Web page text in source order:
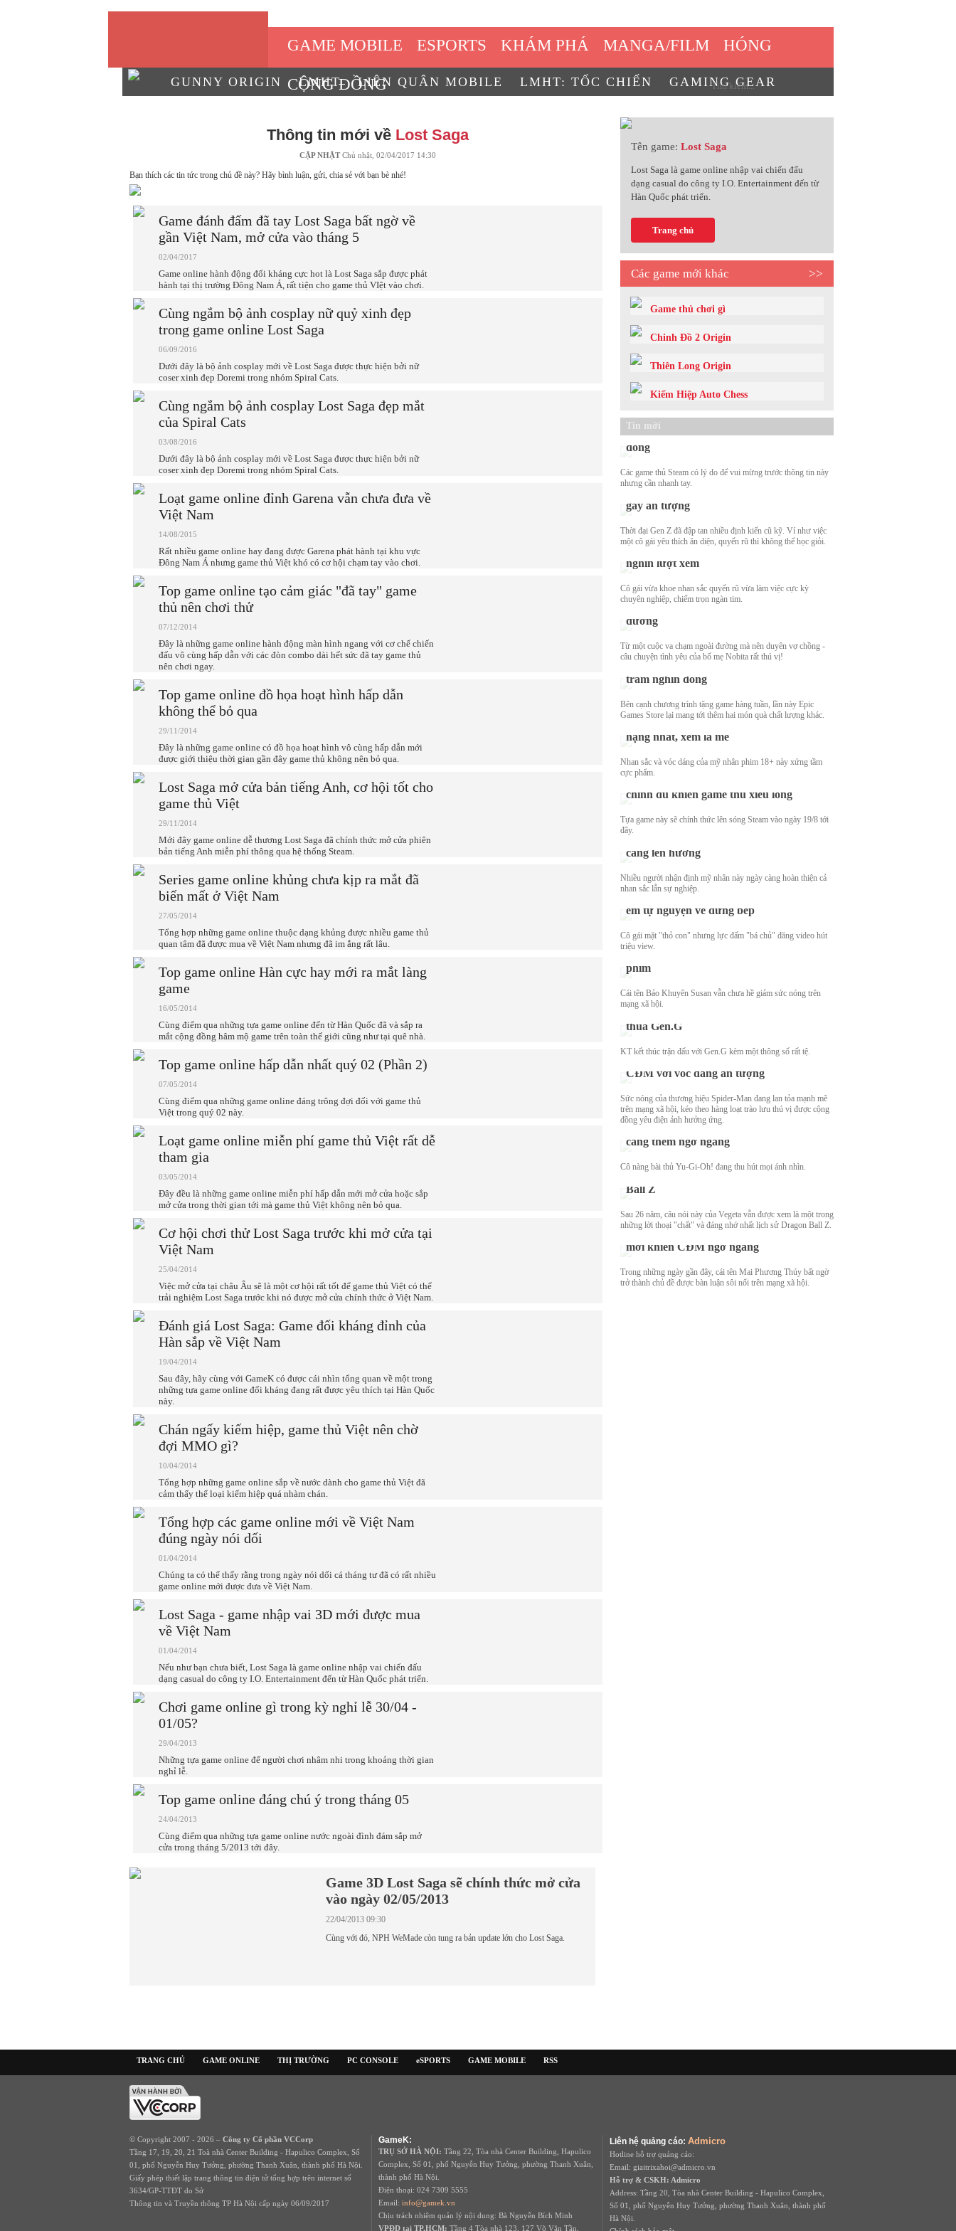
GAME MOBILE ESPORTS KHÁM PHÁ MANGA/FILM HÓNG
CỘNG ĐỒNG
GUNNY ORIGIN LMHT LIÊN QUÂN MOBILE LMHT: TỐC CHIẾN
GAMING GEAR
Thông tin mới về Lost Saga
CẬP NHẬTChủ nhật, 02/04/2017 14:30
Bạn thích các tin tức trong chủ đề này? Hãy bình luận, gửi, chia sẻ với bạn bè nhé!
Game đánh đấm đã tay Lost Saga bất ngờ về
gần Việt Nam, mở cửa vào tháng 5
02/04/2017
Game online hành động đối kháng cực hot là Lost Saga sắp được phát
hành tại thị trường Đông Nam Á, rất tiện cho game thủ VIệt vào chơi.
Cùng ngắm bộ ảnh cosplay nữ quỷ xinh đẹp
trong game online Lost Saga
06/09/2016
Dưới đây là bộ ảnh cosplay mới về Lost Saga được thực hiện bởi nữ
coser xinh đẹp Doremi trong nhóm Spiral Cats.
Cùng ngắm bộ ảnh cosplay Lost Saga đẹp mắt
của Spiral Cats
03/08/2016
Dưới đây là bộ ảnh cosplay mới về Lost Saga được thực hiện bởi nữ
coser xinh đẹp Doremi trong nhóm Spiral Cats.
Loạt game online đỉnh Garena vẫn chưa đưa về
Việt Nam
14/08/2015
Rất nhiều game online hay đang được Garena phát hành tại khu vực
Đông Nam Á nhưng game thủ Việt khó có cơ hội chạm tay vào chơi.
Top game online tạo cảm giác "đã tay" game
thủ nên chơi thử
07/12/2014
Đây là những game online hành động màn hình ngang với cơ chế chiến
đấu vô cùng hấp dẫn với các đòn combo dài hết sức đã tay game thủ
nên chơi ngay.
Top game online đồ họa hoạt hình hấp dẫn
không thể bỏ qua
29/11/2014
Đây là những game online có đồ họa hoạt hình vô cùng hấp dẫn mới
được giới thiệu thời gian gần đây game thủ không nên bỏ qua.
Lost Saga mở cửa bản tiếng Anh, cơ hội tốt cho
game thủ Việt
29/11/2014
Mới đây game online dễ thương Lost Saga đã chính thức mở cửa phiên
bản tiếng Anh miễn phí thông qua hệ thống Steam.
Series game online khủng chưa kịp ra mắt đã
biến mất ở Việt Nam
27/05/2014
Tổng hợp những game online thuộc dạng khủng được nhiều game thủ
quan tâm đã được mua về Việt Nam nhưng đã im ắng rất lâu.
Top game online Hàn cực hay mới ra mắt làng
game
16/05/2014
Cùng điểm qua những tựa game online đến từ Hàn Quốc đã và sắp ra
mắt cộng đồng hâm mộ game trên toàn thế giới cũng như tại quê nhà.
Top game online hấp dẫn nhất quý 02 (Phần 2)
07/05/2014
Cùng điểm qua những game online đáng trông đợi đối với game thủ
Việt trong quý 02 này.
Loạt game online miễn phí game thủ Việt rất dễ
tham gia
03/05/2014
Đây đều là những game online miễn phí hấp dẫn mới mở cửa hoặc sắp
mở cửa trong thời gian tới mà game thủ Việt không nên bỏ qua.
Cơ hội chơi thử Lost Saga trước khi mở cửa tại
Việt Nam
25/04/2014
Việc mở cửa tại châu Âu sẽ là một cơ hội rất tốt để game thủ Việt có thể
trải nghiệm Lost Saga trước khi nó được mở cửa chính thức ở Việt Nam.
Đánh giá Lost Saga: Game đối kháng đỉnh của
Hàn sắp về Việt Nam
19/04/2014
Sau đây, hãy cùng với GameK có được cái nhìn tổng quan về một trong
những tựa game online đối kháng đang rất được yêu thích tại Hàn Quốc
này.
Chán ngấy kiếm hiệp, game thủ Việt nên chờ
đợi MMO gì?
10/04/2014
Tổng hợp những game online sắp về nước dành cho game thủ Việt đã
cảm thấy thể loại kiếm hiệp quá nhàm chán.
Tổng hợp các game online mới về Việt Nam
đúng ngày nói dối
01/04/2014
Chúng ta có thể thấy rằng trong ngày nói dối cá tháng tư đã có rất nhiều
game online mới được đưa về Việt Nam.
Lost Saga - game nhập vai 3D mới được mua
về Việt Nam
01/04/2014
Nếu như bạn chưa biết, Lost Saga là game online nhập vai chiến đấu
dạng casual do công ty I.O. Entertainment đến từ Hàn Quốc phát triển.
Chơi game online gì trong kỳ nghỉ lễ 30/04 -
01/05?
29/04/2013
Những tựa game online để người chơi nhâm nhi trong khoảng thời gian
nghỉ lễ.
Top game online đáng chú ý trong tháng 05
24/04/2013
Cùng điểm qua những tựa game online nước ngoài đình đám sắp mở
cửa trong tháng 5/2013 tới đây.
Game 3D Lost Saga sẽ chính thức mở cửa
vào ngày 02/05/2013
22/04/2013 09:30
Cùng với đó, NPH WeMade còn tung ra bản update lớn cho Lost Saga.
Tên game: Lost Saga
Lost Saga là game online nhập vai chiến đấu
dạng casual do công ty I.O. Entertainment đến từ
Hàn Quốc phát triển.
Trang chủ
Các game mới khác >>
Game thủ chơi gì
Chinh Đồ 2 Origin
Thiên Long Origin
Kiếm Hiệp Auto Chess
Tin mới
Steam tiếp tục đón tin vui, nhận miễn phí
một tựa game thế giới mở, giá gốc 320.000
đồng
Các game thủ Steam có lý do để vui mừng trước thông tin này
nhưng cần nhanh tay.
Nữ sinh nóng bỏng khoe chiến tích "đánh
lừa" đối thủ, "săn" toàn điểm A học kì
gây ấn tượng
Thời đại Gen Z đã đập tan nhiều định kiến cũ kỹ. Ví như việc
một cô gái yêu thích ăn diện, quyến rũ thì không thể học giỏi.
Mất tập trung vì nữ nhân viên quá xinh
đẹp, clip nhật ký đi làm thu hút trăm
nghìn lượt xem
Cô gái vừa khoe nhan sắc quyến rũ vừa làm việc cực kỳ
chuyên nghiệp, chiếm trọn ngàn tim.
Lý do bố Nobita từ bỏ con gái tỷ phú,
chọn cô nữ sinh tình cờ va phải trên
đường
Từ một cuộc va chạm ngoài đường mà nên duyên vợ chồng -
câu chuyện tình yêu của bố mẹ Nobita rất thú vị!
Thêm hai tựa game PC nữa đang được
tặng miễn phí, người dùng tiết kiệm cả
trăm nghìn đồng
Bên cạnh chương trình tặng game hàng tuần, lần này Epic
Games Store lại mang tới thêm hai món quà chất lượng khác.
Mỹ nhân được nhiều người xem là "nữ
hoàng phim 18+": Visual, vóc dáng đều
hạng nhất, xem là mê
Nhan sắc và vóc dáng của mỹ nhân phim 18+ này xứng tầm
cực phẩm.
Lại thêm một game hẹn hò tương tác siêu
gợi cảm chuẩn bị lên sóng Steam, dàn nữ
chính đủ khiến game thủ xiêu lòng
Tựa game này sẽ chính thức lên sóng Steam vào ngày 19/8 tới
đây.
DJ Mie sau 3 năm chia tay Hồng Thanh:
Mua biệt thự, đi Mercedes, nhan sắc ngày
càng lên hương
Nhiều người nhận định mỹ nhân này ngày càng hoàn thiện cả
nhan sắc lẫn sự nghiệp.
Chưa đến 30 giây, cô gái khiến hội anh
em tự nguyện về đứng bếp
Cô gái mặt "thỏ con" nhưng lực đấm "bá chủ" đăng video hút
triệu view.
Mặc kệ dư luận, Bảo Khuyên Susan vẫn
"biến hình" người Nhện ngay giữa rạp
phim
Cái tên Bảo Khuyên Susan vẫn chưa hề giảm sức nóng trên
mạng xã hội.
KT sở hữu thông số thê thảm trong trận
thua Gen.G
KT kết thúc trận đấu với Gen.G kèm một thông số rất tệ.
Nhờ chọn giúp phiên bản người Nhện
phù hợp, hot girl này vô tình "gây mê"
CĐM với vóc dáng ấn tượng
Sức nóng của thương hiệu Spider-Man đang lan tỏa mạnh mẽ
trên mạng xã hội, kéo theo hàng loạt trào lưu thú vị được cộng
đồng yêu điện ảnh hưởng ứng.
Nữ bài thủ Yu-Gi-Oh! bất ngờ gây chú ý
với màn khoe nhan sắc táo bạo, soi info
càng thêm ngỡ ngàng
Cô nàng bài thủ Yu-Gi-Oh! đang thu hút mọi ánh nhìn.
Sau 26 năm, câu nói "lạnh gáy" nhất của
Vegeta vẫn là biểu tượng trong Dragon
Ball Z
Sau 26 năm, câu nói này của Vegeta vẫn được xem là một trong
những lời thoại "chất" và đáng nhớ nhất lịch sử Dragon Ball Z.
Hoa hậu Mai Phương Thúy có động thái
mới khiến CĐM ngỡ ngàng
Trong những ngày gần đây, cái tên Mai Phương Thúy bất ngờ
trở thành chủ đề được bàn luận sôi nổi trên mạng xã hội.
TRANG CHỦ GAME ONLINE THỊ TRƯỜNG PC CONSOLE eSPORTS GAME MOBILE RSS
© Copyright 2007 - 2026 – Công ty Cổ phần VCCorp
Tầng 17, 19, 20, 21 Toà nhà Center Building - Hapulico Complex, Số
01, phố Nguyễn Huy Tưởng, phường Thanh Xuân, thành phố Hà Nội.
Giấy phép thiết lập trang thông tin điện tử tổng hợp trên internet số
3634/GP-TTĐT do Sở
Thông tin và Truyền thông TP Hà Nội cấp ngày 06/09/2017
GameK:
TRỤ SỞ HÀ NỘI: Tầng 22, Tòa nhà Center Building, Hapulico
Complex, Số 01, phố Nguyễn Huy Tưởng, phường Thanh Xuân,
thành phố Hà Nội.
Điện thoại: 024 7309 5555
Email: info@gamek.vn
Chịu trách nhiệm quản lý nội dung: Bà Nguyễn Bích Minh
VPĐD tại TP.HCM: Tầng 4 Tòa nhà 123, 127 Võ Văn Tần,
Liên hệ quảng cáo: Admicro
Hotline hỗ trợ quảng cáo:
Email: giaitrixahoi@admicro.vn
Hỗ trợ & CSKH: Admicro
Address: Tầng 20, Tòa nhà Center Building - Hapulico Complex,
Số 01, phố Nguyễn Huy Tưởng, phường Thanh Xuân, thành phố
Hà Nội.